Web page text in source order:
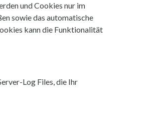
und Cookies nur im
sowie das automatische
kann die Funktionalität
Log Files, die Ihr